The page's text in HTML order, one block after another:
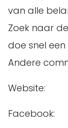
van alle
Zoek naar
doe snel
Andere